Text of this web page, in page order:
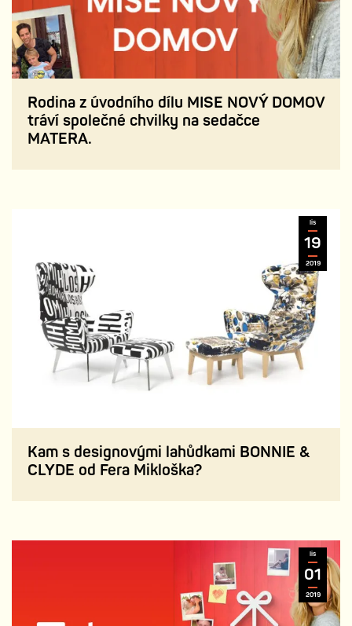
Rodina z úvodního dílu MISE NOVÝ DOMOV
tráví společné chvilky na sedačce
MATERA.
lis
19
2019
Kam s designovými lahůdkami BONNIE &
CLYDE od Fera Mikloška?
lis
01
2019